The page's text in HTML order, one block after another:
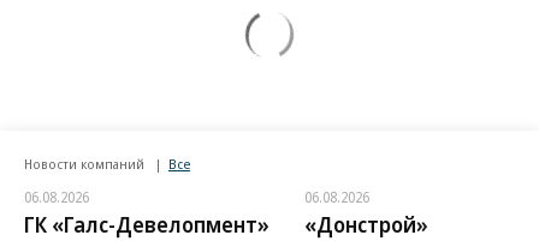
Новости компаний Все
06.08.2026
ГК «Галс-Девелопмент»
06.08.2026
«Донстрой»